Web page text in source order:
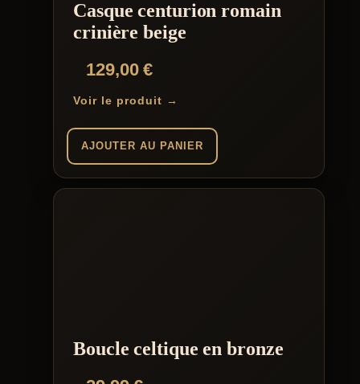
Casque centurion romain
crinière beige
129,00€
Voir le produit →
AJOUTER AU PANIER
Boucle celtique en bronze